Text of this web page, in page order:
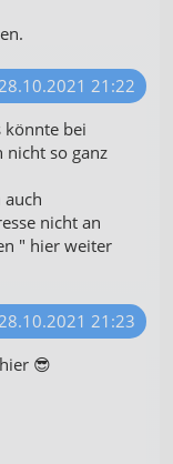
21:22
könnte bei
nicht so ganz
auch
nicht an
" hier weiter
21:23
😎